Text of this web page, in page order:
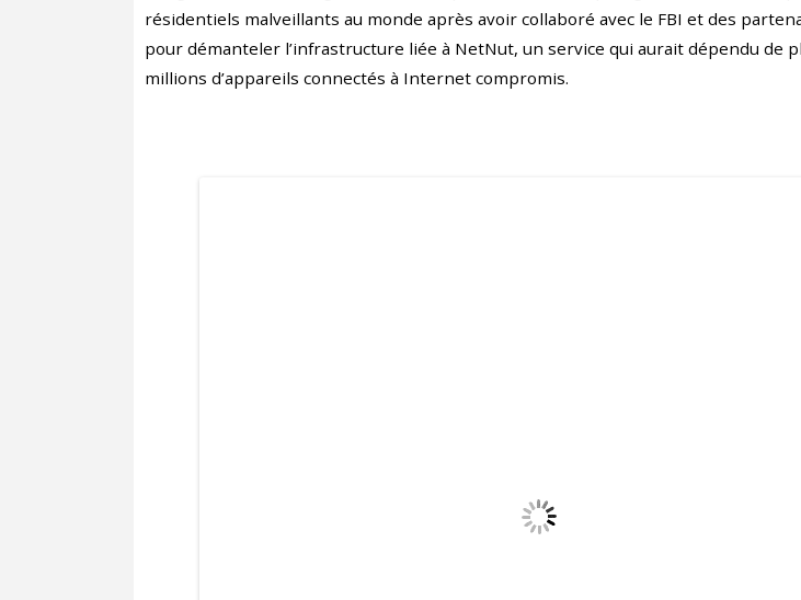
résidentiels malveillants au monde après avoir collaboré avec le FBI et des
pour démanteler l’infrastructure liée à NetNut, un service qui aurait dépendu de
millions d’appareils connectés à Internet compromis.